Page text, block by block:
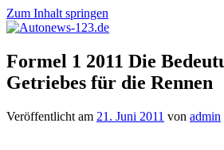
Zum Inhalt springen
Autonews-
123.de
Autonews
mit
Charme
Formel 1 2011 Die
Getriebes für die Rennen
Veröffentlicht am 21. Juni 2011 von admin